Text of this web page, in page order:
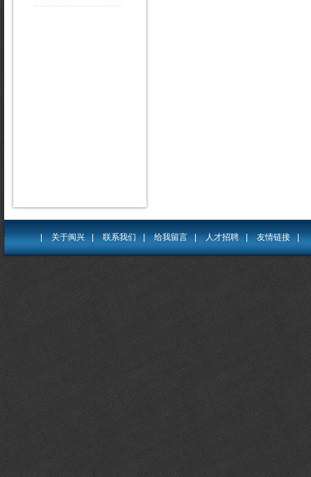
| 关于闽兴 | 联系我们 | 给我留言 | 人才招聘 | 友情链接 |